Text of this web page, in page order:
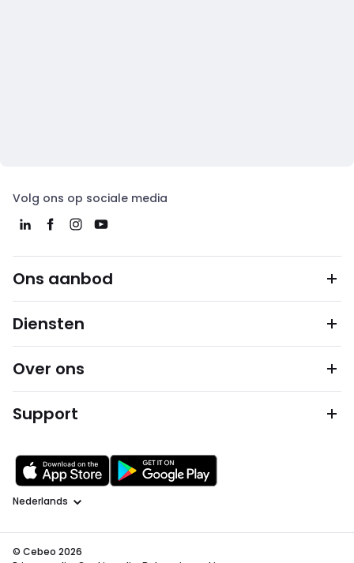
Volg ons op sociale media
Ons aanbod
Diensten
Over ons
Support
Taal
© Cebeo 2026